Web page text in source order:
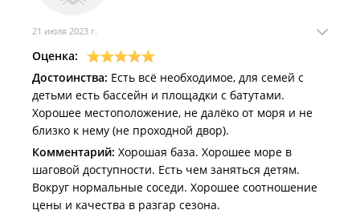
данную Базу никому не порекомендовала.
Чувствуется, что у базы просто отсутствует
свои трудовые обязанности тяп-ляп, потому что
знают, что никакого контроля не последует. Про
постоянный шум и гуляющий народ я уже писать
сильно не буду. Но укажу, что спать нам не давали
практически каждую ночь.
Поэтому если собираетесь ехать отдыхать на
данную базу запаситесь как минимум тряпками и
белезной, чтобы самостоятельно отмыть номер и
более менее нормально, в относительно чистом
21 июля 2023 г.
Оценка:
Достоинства: Есть всё необходимое, для семей с
детьми есть бассейн и площадки с батутами.
Хорошее местоположение, не далёко от моря и не
близко к нему (не проходной двор).
Комментарий: Хорошая база. Хорошее море в
шаговой доступности. Есть чем заняться детям.
Вокруг нормальные соседи. Хорошее соотношение
цены и качества в разгар сезона.